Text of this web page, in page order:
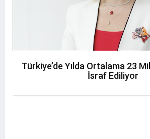
Türkiye’de Yılda Ortalama 23
İsraf Ediliyor